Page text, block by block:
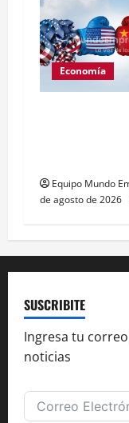
Economía
Equipo Mundo
de agosto de 2026
SUSCRIBITE
Ingresa tu
noticias